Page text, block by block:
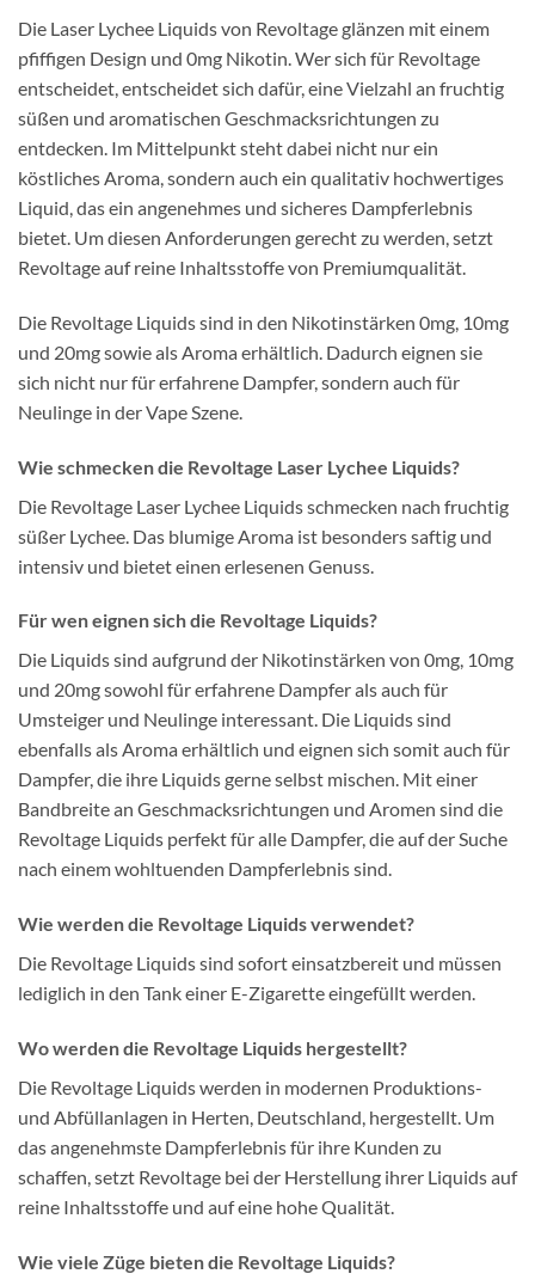
Die Laser Lychee Liquids von Revoltage glänzen mit einem
pfiffigen Design und 0mg Nikotin. Wer sich für Revoltage
entscheidet, entscheidet sich dafür, eine Vielzahl an fruchtig
süßen und aromatischen Geschmacksrichtungen zu
entdecken. Im Mittelpunkt steht dabei nicht nur ein
köstliches Aroma, sondern auch ein qualitativ hochwertiges
Liquid, das ein angenehmes und sicheres Dampferlebnis
bietet. Um diesen Anforderungen gerecht zu werden, setzt
Revoltage auf reine Inhaltsstoffe von Premiumqualität.
Die Revoltage Liquids sind in den Nikotinstärken 0mg, 10mg
und 20mg sowie als Aroma erhältlich. Dadurch eignen sie
sich nicht nur für erfahrene Dampfer, sondern auch für
Neulinge in der Vape Szene.
Wie schmecken die Revoltage Laser Lychee Liquids?
Die Revoltage Laser Lychee Liquids schmecken nach fruchtig
süßer Lychee. Das blumige Aroma ist besonders saftig und
intensiv und bietet einen erlesenen Genuss.
Für wen eignen sich die Revoltage Liquids?
Die Liquids sind aufgrund der Nikotinstärken von 0mg, 10mg
und 20mg sowohl für erfahrene Dampfer als auch für
Umsteiger und Neulinge interessant. Die Liquids sind
ebenfalls als Aroma erhältlich und eignen sich somit auch für
Dampfer, die ihre Liquids gerne selbst mischen. Mit einer
Bandbreite an Geschmacksrichtungen und Aromen sind die
Revoltage Liquids perfekt für alle Dampfer, die auf der Suche
nach einem wohltuenden Dampferlebnis sind.
Wie werden die Revoltage Liquids verwendet?
Die Revoltage Liquids sind sofort einsatzbereit und müssen
lediglich in den Tank einer E-Zigarette eingefüllt werden.
Wo werden die Revoltage Liquids hergestellt?
Die Revoltage Liquids werden in modernen Produktions-
und Abfüllanlagen in Herten, Deutschland, hergestellt. Um
das angenehmste Dampferlebnis für ihre Kunden zu
schaffen, setzt Revoltage bei der Herstellung ihrer Liquids auf
reine Inhaltsstoffe und auf eine hohe Qualität.
Wie viele Züge bieten die Revoltage Liquids?